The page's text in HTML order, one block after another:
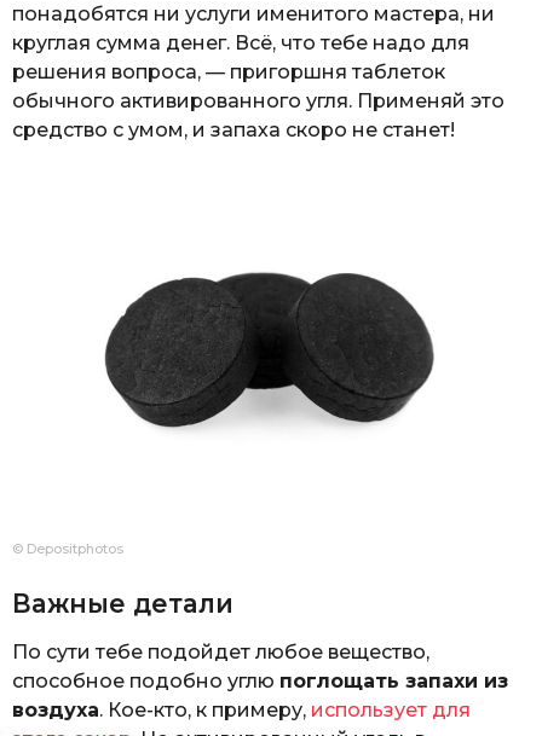
понадобятся ни услуги именитого мастера, ни
круглая сумма денег. Всё, что тебе надо для
решения вопроса, — пригоршня таблеток
обычного активированного угля. Применяй это
средство с умом, и запаха скоро не станет!
© Depositphotos
Важные детали
По сути тебе подойдет любое вещество,
способное подобно углю поглощать запахи из
воздуха. Кое-кто, к примеру, использует для